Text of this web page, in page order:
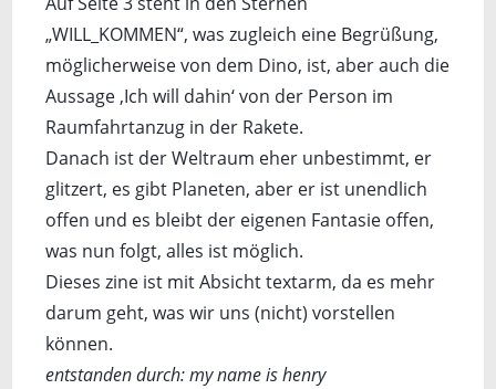
„WILL_KOMMEN“, was zugleich eine Begrüßung,
möglicherweise von dem Dino, ist, aber auch die
Aussage ‚Ich will dahin‘ von der Person im
Raumfahrtanzug in der Rakete.
Danach ist der Weltraum eher unbestimmt, er
glitzert, es gibt Planeten, aber er ist unendlich
offen und es bleibt der eigenen Fantasie offen,
was nun folgt, alles ist möglich.
Dieses zine ist mit Absicht textarm, da es mehr
darum geht, was wir uns (nicht) vorstellen
können.
entstanden durch: my name is henry